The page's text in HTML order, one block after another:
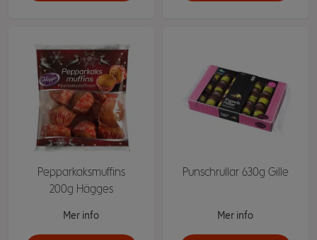
Pepparkaksmuffins
200g Hägges
Mer info
Punschrullar 630g Gille
Mer info